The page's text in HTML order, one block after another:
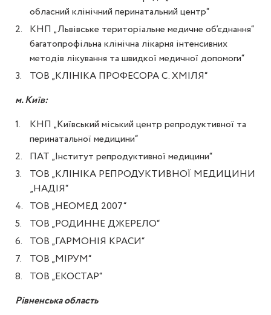
обласний клінічний перинатальний центр“
КНП „Львівське територіальне медичне об’єднання“
багатопрофільна клінічна лікарня інтенсивних
методів лікування та швидкої медичної допомоги“
ТОВ „КЛІНІКА ПРОФЕСОРА С. ХМІЛЯ“
м. Київ:
КНП „Київський міський центр репродуктивної та
перинатальної медицини“
ПАТ „Інститут репродуктивної медицини“
ТОВ „КЛІНІКА РЕПРОДУКТИВНОЇ МЕДИЦИНИ
„НАДІЯ“
ТОВ „НЕОМЕД 2007“
ТОВ „РОДИННЕ ДЖЕРЕЛО“
ТОВ „ГАРМОНІЯ КРАСИ“
ТОВ „МІРУМ“
ТОВ „ЕКОСТАР“
Рівненська область